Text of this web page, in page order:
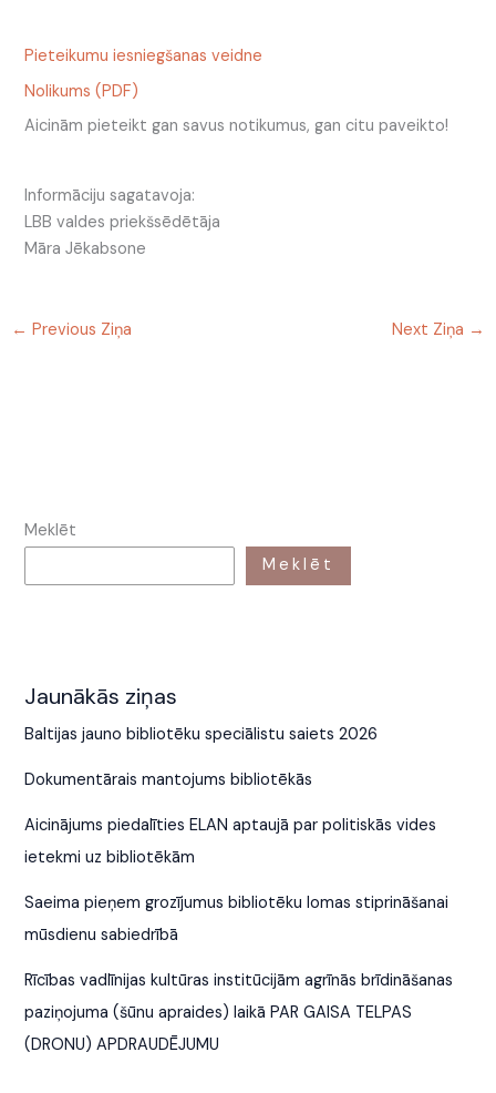
Pieteikumu iesniegšanas veidne
Nolikums (PDF)
Aicinām pieteikt gan savus notikumus, gan citu paveikto!
Informāciju sagatavoja:
LBB valdes priekšsēdētāja
Māra Jēkabsone
← Previous Ziņa Next Ziņa →
Meklēt
Meklēt
Jaunākās ziņas
Baltijas jauno bibliotēku speciālistu saiets 2026
Dokumentārais mantojums bibliotēkās
Aicinājums piedalīties ELAN aptaujā par politiskās vides
ietekmi uz bibliotēkām
Saeima pieņem grozījumus bibliotēku lomas stiprināšanai
mūsdienu sabiedrībā
Rīcības vadlīnijas kultūras institūcijām agrīnās brīdināšanas
paziņojuma (šūnu apraides) laikā PAR GAISA TELPAS
(DRONU) APDRAUDĒJUMU